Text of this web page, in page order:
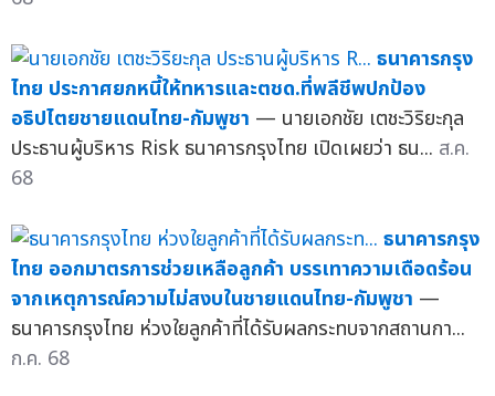
ธนาคารกรุง
ไทย ประกาศยกหนี้ให้ทหารและตชด.ที่พลีชีพปกป้อง
อธิปไตยชายแดนไทย-กัมพูชา — นายเอกชัย เตชะวิริยะกุล
ประธานผู้บริหาร Risk ธนาคารกรุงไทย เปิดเผยว่า ธน... ส.ค.
68
ธนาคารกรุง
ไทย ออกมาตรการช่วยเหลือลูกค้า บรรเทาความเดือดร้อน
จากเหตุการณ์ความไม่สงบในชายแดนไทย-กัมพูชา —
ธนาคารกรุงไทย ห่วงใยลูกค้าที่ได้รับผลกระทบจากสถานกา...
ก.ค. 68